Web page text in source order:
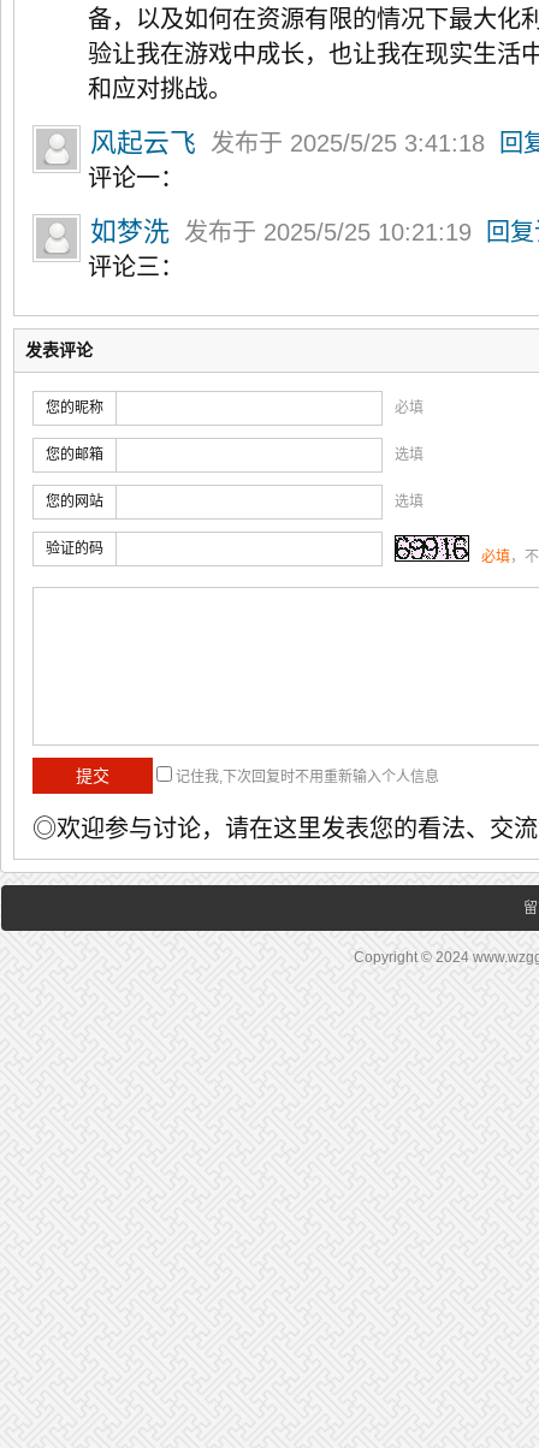
备，以及如何在资源有限的情况下最大化
验让我在游戏中成长，也让我在现实生活
和应对挑战。
风起云飞 发布于 2025/5/25 3:41:18
回
评论一：
如梦洗 发布于 2025/5/25 10:21:19
回
评论三：
发表评论
您的昵称 必填
您的邮箱 选填
您的网站 选填
验证的码 必填，
记住我,下次回复时不用重新输入个人信息
◎欢迎参与讨论，请在这里发表您的看法、交
Copyright © 2024